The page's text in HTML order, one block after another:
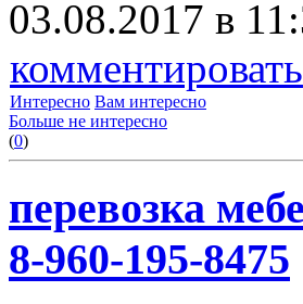
03.08.2017 в
комментировать
Интересно Вам интересно
Больше не интересно
(0)
перевозка
8-960-195-8475